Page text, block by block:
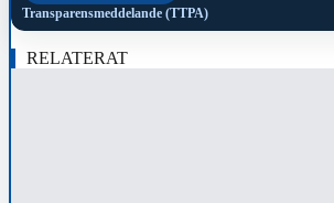
Transparensmeddelande (TTPA)
RELATERAT